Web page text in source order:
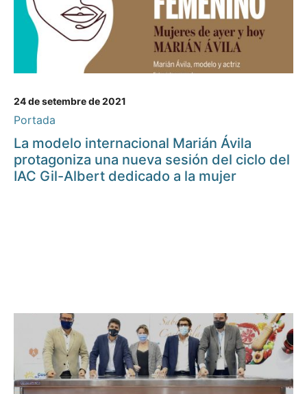
24 de setembre de 2021
Portada
La modelo internacional Marián Ávila
protagoniza una nueva sesión del ciclo del
IAC Gil-Albert dedicado a la mujer